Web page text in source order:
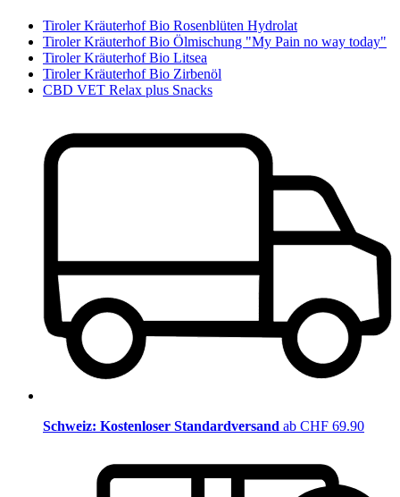
Tiroler Kräuterhof Bio Rosenblüten Hydrolat
Tiroler Kräuterhof Bio Ölmischung "My Pain no way today"
Tiroler Kräuterhof Bio Litsea
Tiroler Kräuterhof Bio Zirbenöl
CBD VET Relax plus Snacks
Schweiz: Kostenloser Standardversand ab CHF 69.90